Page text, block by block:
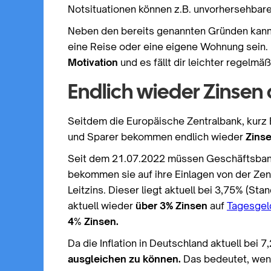
Notsituationen können z.B.
Neben den bereits genannten Gründen
eine Reise oder eine eigene Wohnung
Motivation und es fällt dir leichter
Endlich wieder
Seitdem die Europäische Zentralbank,
und Sparer bekommen endlich wieder
Seit dem 21.07.2022 müssen
bekommen sie auf ihre Einlagen von der
Leitzins. Dieser liegt aktuell bei 3,75%
aktuell wieder über 3% Zinsen auf
4% Zinsen.
Da die Inflation in Deutschland aktuell bei
ausgleichen zu können. Das bedeutet,